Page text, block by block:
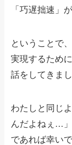
「巧遅拙速」
ということで
実現するため
話をしてきまし
わたしと同じ
んだよねぇ…
であれば幸いで